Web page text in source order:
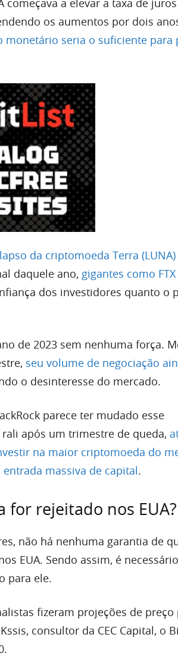
os aumentos por dois
monetário seria o suficiente para
da criptomoeda Terra (LUNA)
daquele ano, gigantes como FTX
dos investidores quanto o
de 2023 sem nenhuma força.
seu volume de negociação
o desinteresse do mercado.
parece ter mudado esse
após um trimestre de queda,
na maior criptomoeda do
entrada massiva de capital.
for rejeitado nos EUA?
não há nenhuma garantia de
EUA. Sendo assim, é necessário
para ele.
fizeram projeções de preço
consultor da CEC Capital, o